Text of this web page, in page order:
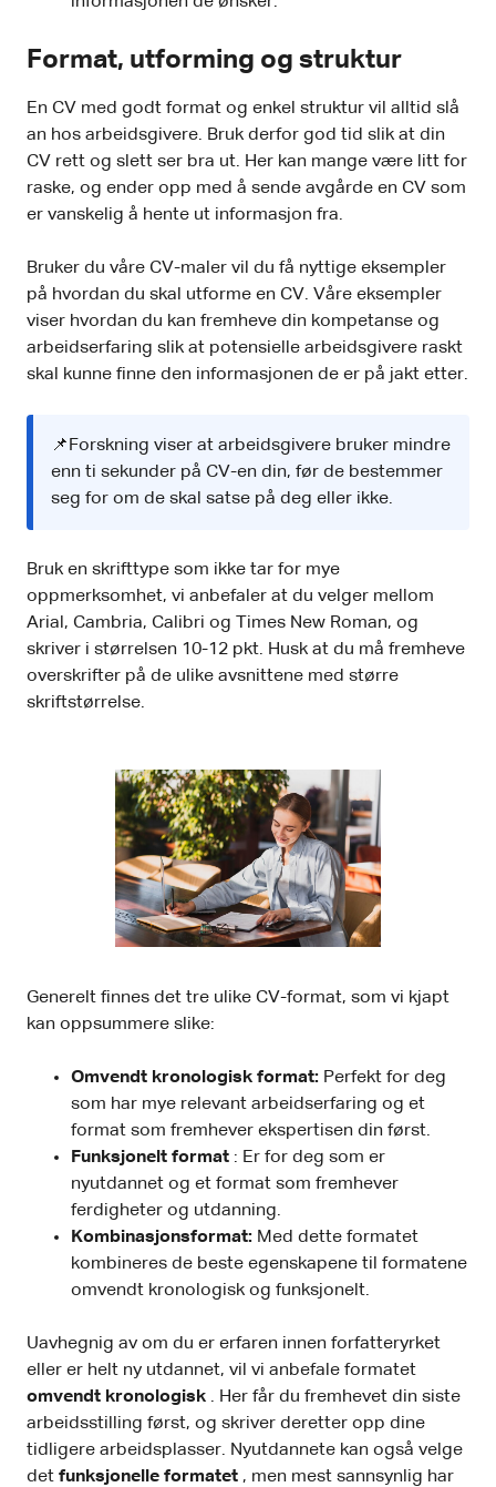
Format, utforming og struktur
En CV med godt format og enkel struktur vil alltid slå
an hos arbeidsgivere. Bruk derfor god tid slik at din
CV rett og slett ser bra ut. Her kan mange være litt for
raske, og ender opp med å sende avgårde en CV som
er vanskelig å hente ut informasjon fra.
Bruker du våre CV-maler vil du få nyttige eksempler
på hvordan du skal utforme en CV. Våre eksempler
viser hvordan du kan fremheve din kompetanse og
arbeidserfaring slik at potensielle arbeidsgivere raskt
skal kunne finne den informasjonen de er på jakt etter.
📌Forskning viser at arbeidsgivere bruker mindre
enn ti sekunder på CV-en din, før de bestemmer
seg for om de skal satse på deg eller ikke.
Bruk en skrifttype som ikke tar for mye
oppmerksomhet, vi anbefaler at du velger mellom
Arial, Cambria, Calibri og Times New Roman, og
skriver i størrelsen 10-12 pkt. Husk at du må fremheve
overskrifter på de ulike avsnittene med større
skriftstørrelse.
Generelt finnes det tre ulike CV-format, som vi kjapt
kan oppsummere slike:
Omvendt kronologisk format: Perfekt for deg
som har mye relevant arbeidserfaring og et
format som fremhever ekspertisen din først.
Funksjonelt format : Er for deg som er
nyutdannet og et format som fremhever
ferdigheter og utdanning.
Kombinasjonsformat: Med dette formatet
kombineres de beste egenskapene til formatene
omvendt kronologisk og funksjonelt.
Uavhegnig av om du er erfaren innen forfatteryrket
eller er helt ny utdannet, vil vi anbefale formatet
omvendt kronologisk . Her får du fremhevet din siste
arbeidsstilling først, og skriver deretter opp dine
tidligere arbeidsplasser. Nyutdannete kan også velge
det funksjonelle formatet , men mest sannsynlig har